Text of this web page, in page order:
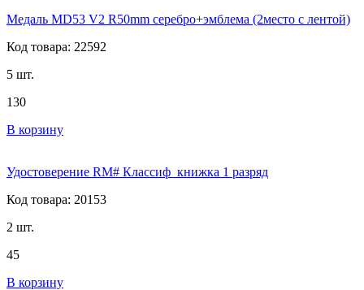
Медаль MD53 V2 R50mm серебро+эмблема (2место с лентой)
Код товара: 22592
5 шт.
130
В корзину
Удостоверение RM# Классиф_книжка 1 разряд
Код товара: 20153
2 шт.
45
В корзину